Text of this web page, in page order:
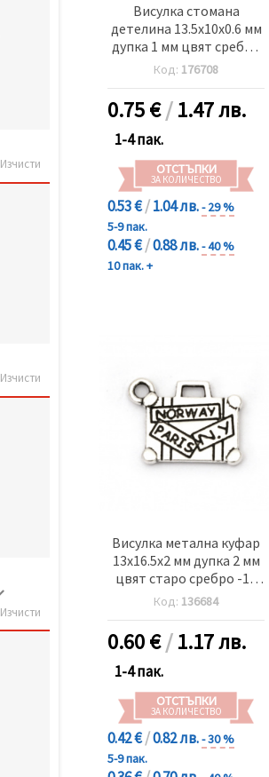
Изчисти
Изчисти
Изчисти
Висулка стомана
детелина 13.5x10x0.6 мм
дупка 1 мм цвят сребро
-10 броя
Код: 176708
0.75€/1.47 лв.
1-4 пак.
ОТСТЪПКИ
ЗА КОЛИЧЕСТВО
0.53 €/1.04 лв.- 29 %
5-9 пак.
0.45 €/0.88 лв.- 40 %
10 пак. +
Висулка метална куфар
13x16.5x2 мм дупка 2 мм
цвят старо сребро -10
броя
Код: 136684
0.60€/1.17 лв.
1-4 пак.
ОТСТЪПКИ
ЗА КОЛИЧЕСТВО
0.42 €/0.82 лв.- 30 %
5-9 пак.